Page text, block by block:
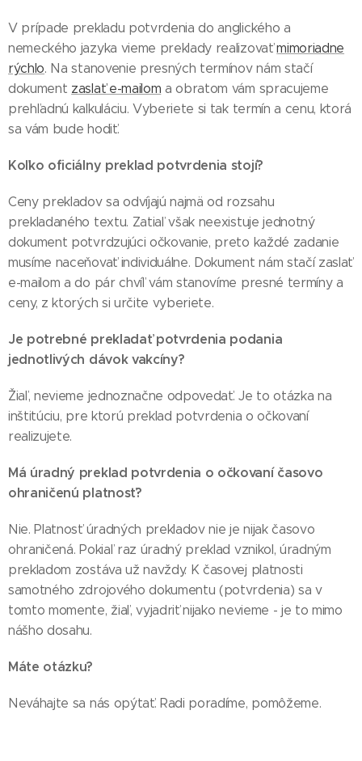
V prípade prekladu potvrdenia do anglického a
nemeckého jazyka vieme preklady realizovaťmimoriadne
rýchlo. Na stanovenie presných termínov nám stačí
dokument zaslať e-mailom a obratom vám spracujeme
prehľadnú kalkuláciu. Vyberiete si tak termín a cenu, ktorá
sa vám bude hodiť.
Koľko oficiálny preklad potvrdenia stojí?
Ceny prekladov sa odvíjajú najmä od rozsahu
prekladaného textu. Zatiaľ však neexistuje jednotný
dokument potvrdzujúci očkovanie, preto každé zadanie
musíme naceňovať individuálne. Dokument nám stačí zaslať
e-mailom a do pár chvíľ vám stanovíme presné termíny a
ceny, z ktorých si určite vyberiete.
Je potrebné prekladať potvrdenia podania
jednotlivých dávok vakcíny?
Žiaľ, nevieme jednoznačne odpovedať. Je to otázka na
inštitúciu, pre ktorú preklad potvrdenia o očkovaní
realizujete.
Má úradný preklad potvrdenia o očkovaní časovo
ohraničenú platnosť?
Nie. Platnosť úradných prekladov nie je nijak časovo
ohraničená. Pokiaľ raz úradný preklad vznikol, úradným
prekladom zostáva už navždy. K časovej platnosti
samotného zdrojového dokumentu (potvrdenia) sa v
tomto momente, žiaľ, vyjadriť nijako nevieme - je to mimo
nášho dosahu.
Máte otázku?
Neváhajte sa nás opýtať. Radi poradíme, pomôžeme.